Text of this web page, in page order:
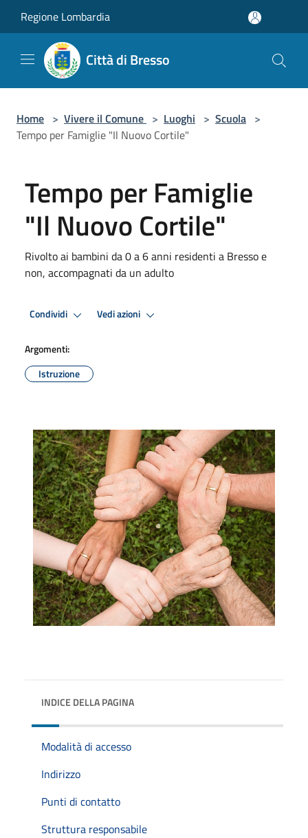
Regione Lombardia
Città di Bresso
Home > Vivere il Comune > Luoghi > Scuola >
Tempo per Famiglie "Il Nuovo Cortile"
Tempo per Famiglie
"Il Nuovo Cortile"
Rivolto ai bambini da 0 a 6 anni residenti a Bresso e
non, accompagnati da un adulto
Condividi Vedi azioni
Argomenti:
Istruzione
INDICE DELLA PAGINA
Modalità di accesso
Indirizzo
Punti di contatto
Struttura responsabile